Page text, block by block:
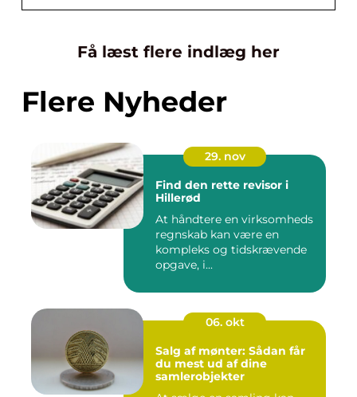
Få læst flere indlæg her
Flere Nyheder
29. nov
Find den rette revisor i
Hillerød
At håndtere en virksomheds
regnskab kan være en
kompleks og tidskrævende
opgave, i...
06. okt
Salg af mønter: Sådan får
du mest ud af dine
samlerobjekter